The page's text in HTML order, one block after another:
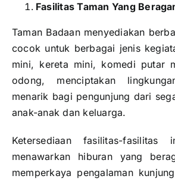
Fasilitas Taman Yang
Taman Badaan menyediakan
cocok untuk berbagai jenis
mini, kereta mini, komedi putar
odong, menciptakan
menarik bagi pengunjung dari
anak-anak dan keluarga.
Ketersediaan fasilitas-
menawarkan hiburan yang
memperkaya pengalaman